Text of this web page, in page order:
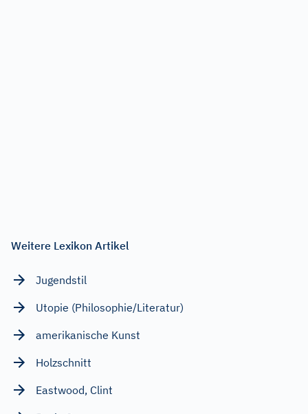
Weitere Lexikon Artikel
Jugendstil
Utopie (Philosophie/Literatur)
amerikanische Kunst
Holzschnitt
Eastwood, Clint